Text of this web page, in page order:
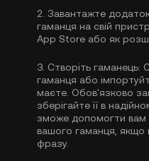
2. Завантажте
гаманця на свій
App Store або як
3. Створіть гаманець:
гаманця або
маєте. Обов'язково
зберігайте її в
зможе допомогти
вашого гаманця, якщо
фразу.